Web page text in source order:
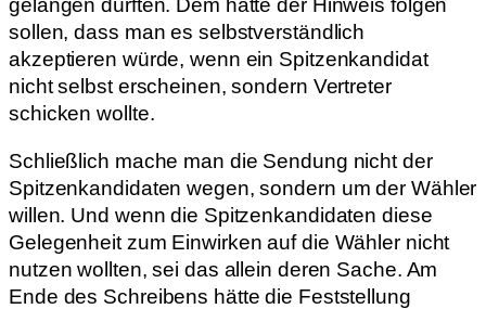
gelangen dürften. Dem hätte der Hinweis folgen
sollen, dass man es selbstverständlich
akzeptieren würde, wenn ein Spitzenkandidat
nicht selbst erscheinen, sondern Vertreter
schicken wollte.
Schließlich mache man die Sendung nicht der
Spitzenkandidaten wegen, sondern um der Wähler
willen. Und wenn die Spitzenkandidaten diese
Gelegenheit zum Einwirken auf die Wähler nicht
nutzen wollten, sei das allein deren Sache. Am
Ende des Schreibens hätte die Feststellung